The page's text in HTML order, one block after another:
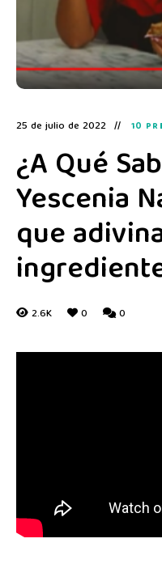
25 de julio de 2022 10
¿A Qué
Yescenia
que
2.6K 0 0